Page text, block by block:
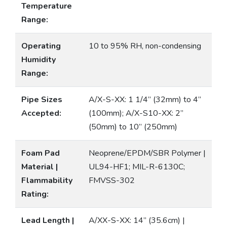
Temperature
Range:
Operating
Humidity
Range:
10 to 95% RH, non-condensing
Pipe Sizes
Accepted:
A/X-S-XX: 1 1/4” (32mm) to 4”
(100mm); A/X-S10-XX: 2”
(50mm) to 10” (250mm)
Foam Pad
Material |
Flammability
Rating:
Neoprene/EPDM/SBR Polymer |
UL94-HF1; MIL-R-6130C;
FMVSS-302
Lead Length |
A/XX-S-XX: 14” (35.6cm) |